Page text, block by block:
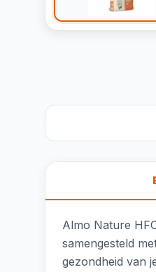
Almo Nature
samengesteld
gezondheid van